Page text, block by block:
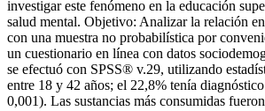
investigar este fenómeno en la educación
salud mental. Objetivo: Analizar la relación
con una muestra no probabilística por
un cuestionario en línea con datos
se efectuó con SPSS® v.29, utilizando
entre 18 y 42 años; el 22,8% tenía
0,001). Las sustancias más consumidas